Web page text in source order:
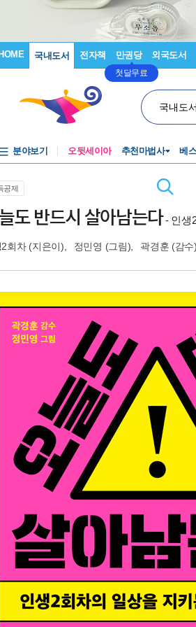
HOME 국내도서 전자책 만권당
첫달무료
외국도서
국내도
분야보기 오뒷세이아 추천마법사 베
공제
도 반드시 살아남는다- 인생
2회차(지은이), 정민영 (그림), 곽경훈 (감수